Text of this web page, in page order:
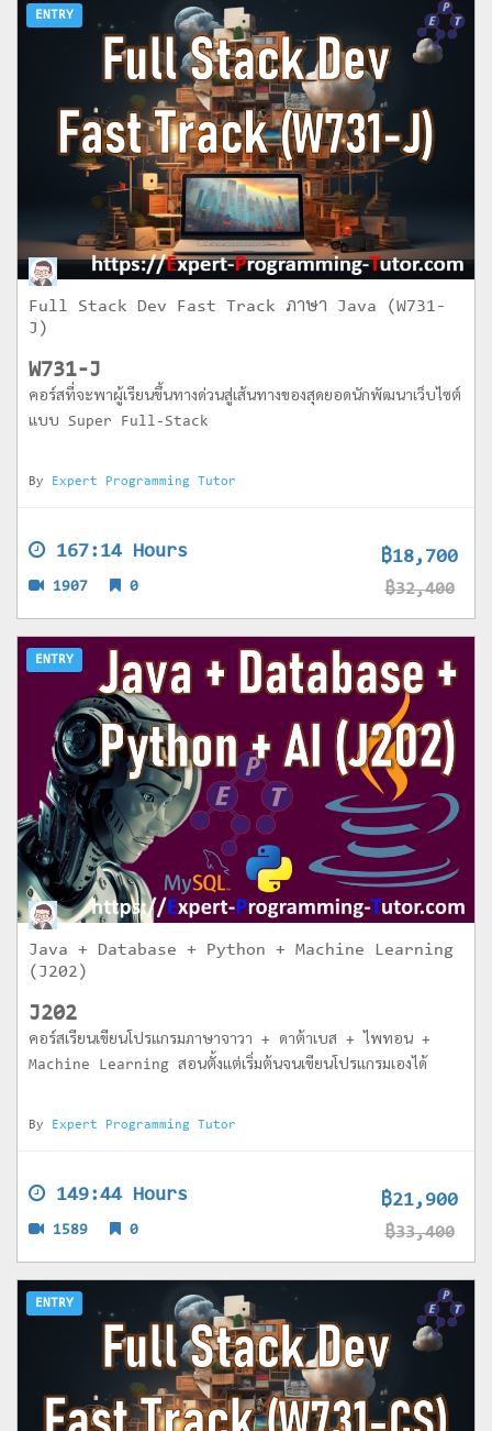
ENTRY
Full Stack Dev Fast Track ภาษา Java (W731-
J)
W731-J
คอร์สที่จะพาผู้เรียนขึ้นทางด่วนสู่เส้นทางของสุดยอดนักพัฒนาเว็บไซต์
แบบ Super Full-Stack
By Expert Programming Tutor
167:14 Hours ฿18,700
฿32,400
1907 0
ENTRY
Java + Database + Python + Machine Learning
(J202)
J202
คอร์สเรียนเขียนโปรแกรมภาษาจาวา + ดาต้าเบส + ไพทอน +
Machine Learning สอนตั้งแต่เริ่มต้นจนเขียนโปรแกรมเองได้
By Expert Programming Tutor
149:44 Hours ฿21,900
฿33,400
1589 0
ENTRY